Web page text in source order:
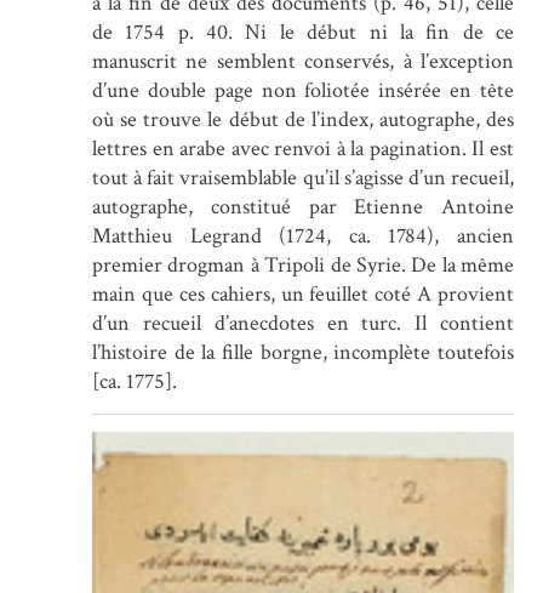
de 1754 p. 40. Ni le début ni la fin de ce
manuscrit ne semblent conservés, à l’exception
d’une double page non foliotée insérée en tête
où se trouve le début de l’index, autographe, des
lettres en arabe avec renvoi à la pagination. Il est
tout à fait vraisemblable qu’il s’agisse d’un recueil,
autographe, constitué par Etienne Antoine
Matthieu Legrand (1724, ca. 1784), ancien
premier drogman à Tripoli de Syrie. De la même
main que ces cahiers, un feuillet coté A provient
d’un recueil d’anecdotes en turc. Il contient
l’histoire de la fille borgne, incomplète toutefois
[ca. 1775].